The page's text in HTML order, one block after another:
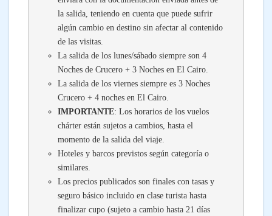
la salida, teniendo en cuenta que puede sufrir
algún cambio en destino sin afectar al contenido
de las visitas.
La salida de los lunes/sábado siempre son 4
Noches de Crucero + 3 Noches en El Cairo.
La salida de los viernes siempre es 3 Noches
Crucero + 4 noches en El Cairo.
IMPORTANTE: Los horarios de los vuelos
chárter están sujetos a cambios, hasta el
momento de la salida del viaje.
Hoteles y barcos previstos según categoría o
similares.
Los precios publicados son finales con tasas y
seguro básico incluido en clase turista hasta
finalizar cupo (sujeto a cambio hasta 21 días